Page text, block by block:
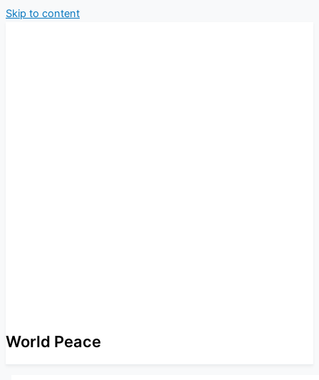
Skip to content
World Peace